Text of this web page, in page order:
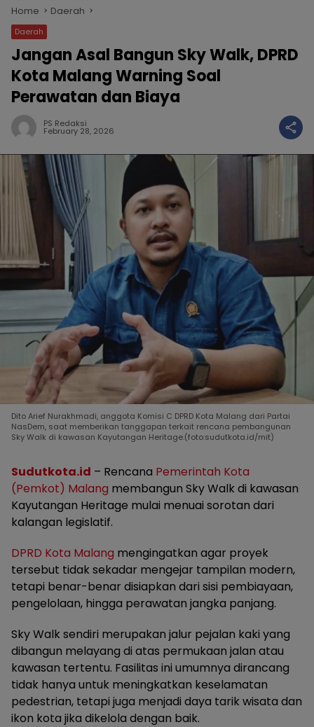
Home Daerah
Daerah
Jangan Asal Bangun Sky Walk, DPRD
Kota Malang Warning Soal
Perawatan dan Biaya
PS Redaksi
February 28, 2026
Dito Arief Nurakhmadi, anggota Komisi C DPRD Kota Malang dari Partai
NasDem, saat memberikan tanggapan terkait rencana pembangunan
Sky Walk di kawasan Kayutangan Heritage.(foto:sudutkota.id/mit)
Sudutkota.id – Rencana Pemerintah Kota
(Pemkot) Malang membangun Sky Walk di kawasan
Kayutangan Heritage mulai menuai sorotan dari
kalangan legislatif.
DPRD Kota Malang mengingatkan agar proyek
tersebut tidak sekadar mengejar tampilan modern,
tetapi benar-benar disiapkan dari sisi pembiayaan,
pengelolaan, hingga perawatan jangka panjang.
Sky Walk sendiri merupakan jalur pejalan kaki yang
dibangun melayang di atas permukaan jalan atau
kawasan tertentu. Fasilitas ini umumnya dirancang
tidak hanya untuk meningkatkan keselamatan
pedestrian, tetapi juga menjadi daya tarik wisata dan
ikon kota jika dikelola dengan baik.